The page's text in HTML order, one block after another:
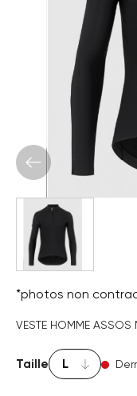
*photos non
VESTE HOMME ASSOS
Taille